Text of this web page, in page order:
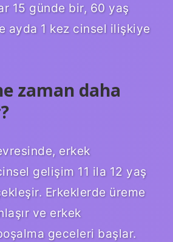
15 günde bir, 60 yaş
ayda 1 kez cinsel ilişkiye
zaman daha
erkek
gelişim 11 ila 12 yaş
Erkeklerde üreme
ve erkek
geceleri başlar.